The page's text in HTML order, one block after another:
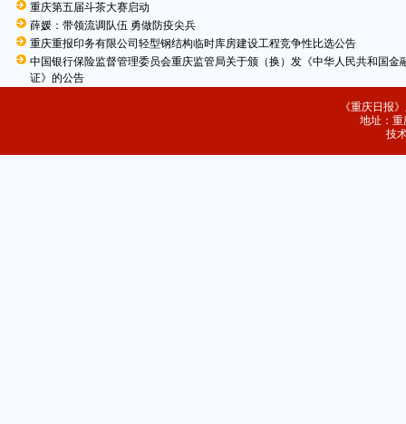
重庆第五届斗茶大赛启动
薛媛：带领流调队伍 勇做防疫尖兵
重庆重报印务有限公司轻型钢结构临时库房建设工程竞争性比选公告
中国银行保险监督管理委员会重庆监管局关于颁（换）发《中华人民共和国金
证》的公告
《重庆日报
地址：重
技